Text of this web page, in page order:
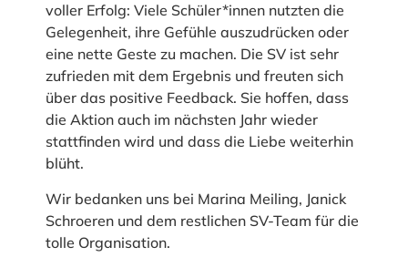
voller Erfolg: Viele Schüler*innen nutzten die
Gelegenheit, ihre Gefühle auszudrücken oder
eine nette Geste zu machen. Die SV ist sehr
zufrieden mit dem Ergebnis und freuten sich
über das positive Feedback. Sie hoffen, dass
die Aktion auch im nächsten Jahr wieder
stattfinden wird und dass die Liebe weiterhin
blüht.
Wir bedanken uns bei Marina Meiling, Janick
Schroeren und dem restlichen SV-Team für die
tolle Organisation.